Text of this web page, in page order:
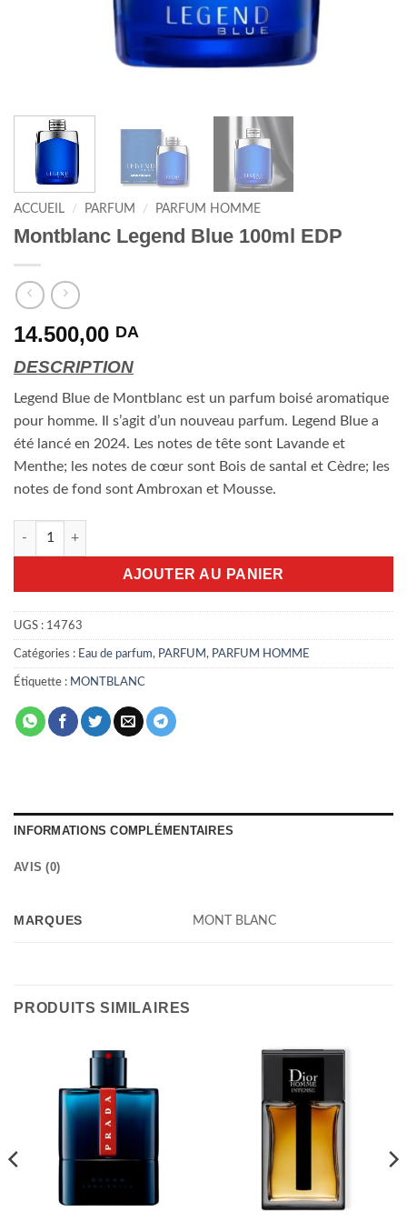
ACCUEIL / PARFUM / PARFUM HOMME
Montblanc Legend Blue 100ml EDP
14.500,00 DA
DESCRIPTION
Legend Blue de Montblanc est un parfum boisé aromatique
pour homme. Il s’agit d’un nouveau parfum. Legend Blue a
été lancé en 2024. Les notes de tête sont Lavande et
Menthe; les notes de cœur sont Bois de santal et Cèdre; les
notes de fond sont Ambroxan et Mousse.
quantité de Montblanc Legend Blue 100ml EDP
AJOUTER AU PANIER
UGS : 14763
Catégories : Eau de parfum, PARFUM , PARFUM HOMME
Étiquette : MONTBLANC
INFORMATIONS COMPLÉMENTAIRES
AVIS (0)
MARQUES MONT BLANC
PRODUITS SIMILAIRES